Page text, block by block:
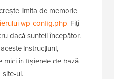
limita de memorie
wp-config.php. Fiți
dacă sunteți începător.
instrucțiuni,
mici în fișierele de bază
site-ul.